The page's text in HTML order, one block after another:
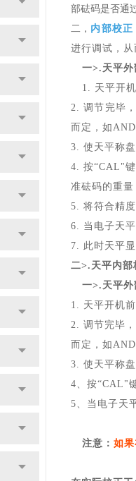
部砝码是否通
二， 内部校正
进行调试 ，
一>.天平外
1. 天平开
2. 调节完毕
而定 ，如
3. 使 天平称
4. 按“CAL"
准砝码的重量
5. 将符合精
6. 当电子天
7. 此时天平
二>.天平内部
一>.天平外
1. 天平开机
2. 调节完毕
而定 ，如
3. 使 天平称
4、按“CAL"
5、当电子天
注意： 如